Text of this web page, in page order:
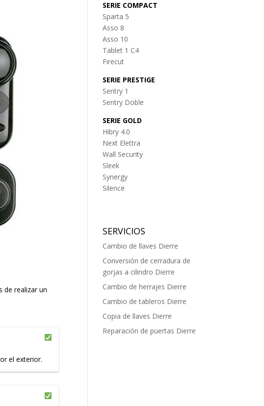
de realizar un
el exterior.
SERIE COMPACT
Sparta 5
Asso 8
Asso 10
Tablet 1 C4
Firecut
SERIE PRESTIGE
Sentry 1
Sentry Doble
SERIE GOLD
Hibry 4.0
Next Elettra
Wall Security
Sleek
Synergy
Silence
SERVICIOS
Cambio de llaves Dierre
Conversión de cerradura de
gorjas a cilindro Dierre
Cambio de herrajes Dierre
Cambio de tableros Dierre
Copia de llaves Dierre
Reparación de puertas Dierre